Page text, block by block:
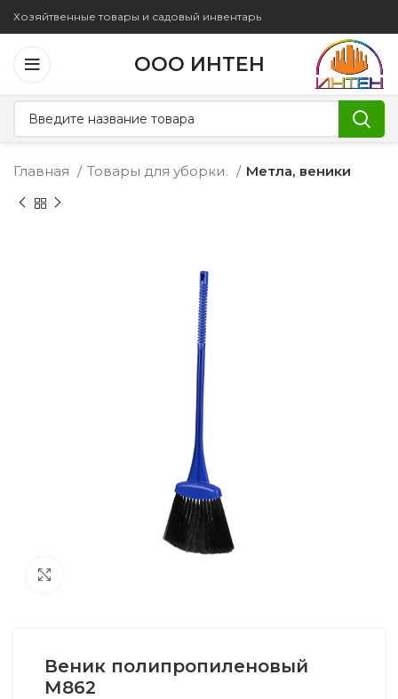
Хозяйтвенные товары и садовый инвентарь
ООО ИНТЕН
Главная Товары для уборки. Метла, веники
Веник полипропиленовый
М862